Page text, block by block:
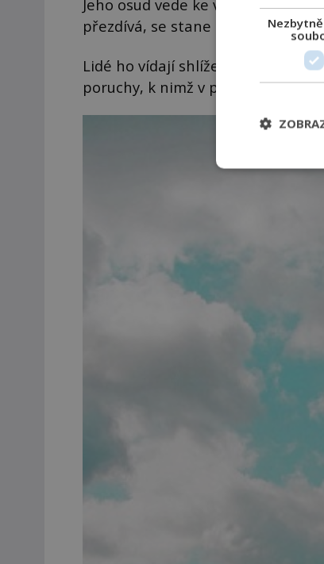
Jeho osud vede ke vzniku
přezdívá, se stane
Lidé ho vídají shlížet ze zmíněné
poruchy, k nimž v parku dochází.